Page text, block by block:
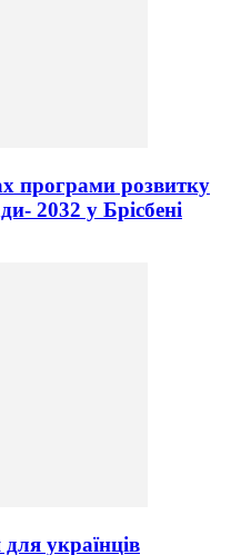
програми розвитку
2032 у Брісбені
українців